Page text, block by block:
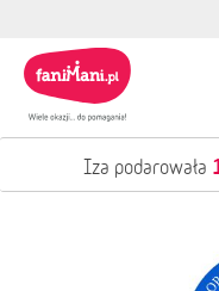
Iza podarowała